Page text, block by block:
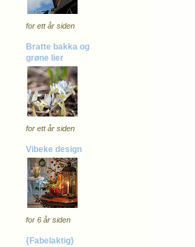
for ett år siden
Bratte bakka og
grøne lier
for ett år siden
Vibeke design
for 6 år siden
{Fabelaktig}